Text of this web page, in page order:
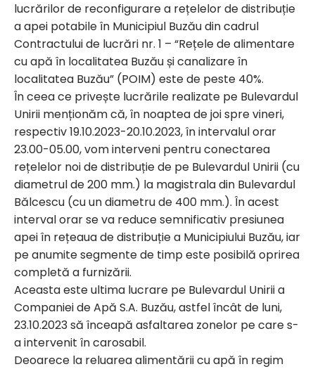
lucrărilor de reconfigurare a rețelelor de distribuție
a apei potabile în Municipiul Buzău din cadrul
Contractului de lucrări nr. 1 – “Rețele de alimentare
cu apă în localitatea Buzău și canalizare în
localitatea Buzău” (POIM) este de peste 40%.
În ceea ce privește lucrările realizate pe Bulevardul
Unirii menționăm că, în noaptea de joi spre vineri,
respectiv 19.10.2023-20.10.2023, în intervalul orar
23.00-05.00, vom interveni pentru conectarea
rețelelor noi de distribuție de pe Bulevardul Unirii (cu
diametrul de 200 mm.) la magistrala din Bulevardul
Bălcescu (cu un diametru de 400 mm.). În acest
interval orar se va reduce semnificativ presiunea
apei în rețeaua de distribuție a Municipiului Buzău, iar
pe anumite segmente de timp este posibilă oprirea
completă a furnizării.
Aceasta este ultima lucrare pe Bulevardul Unirii a
Companiei de Apă S.A. Buzău, astfel încât de luni,
23.10.2023 să înceapă asfaltarea zonelor pe care s-
a intervenit în carosabil.
Deoarece la reluarea alimentării cu apă în regim